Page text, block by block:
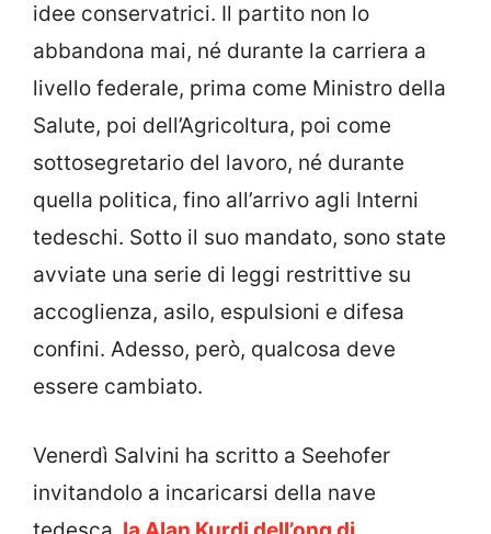
idee conservatrici. Il partito non lo
abbandona mai, né durante la carriera a
livello federale, prima come Ministro della
Salute, poi dell’Agricoltura, poi come
sottosegretario del lavoro, né durante
quella politica, fino all’arrivo agli Interni
tedeschi. Sotto il suo mandato, sono state
avviate una serie di leggi restrittive su
accoglienza, asilo, espulsioni e difesa
confini. Adesso, però, qualcosa deve
essere cambiato.
Venerdì Salvini ha scritto a Seehofer
invitandolo a incaricarsi della nave